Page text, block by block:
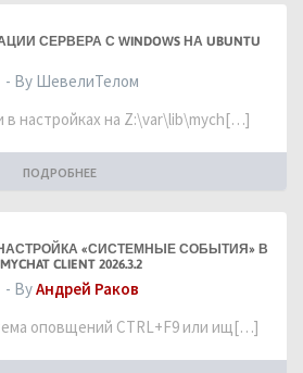
СЕРВЕРА С WINDOWS НА UBUNTU
- By ШевелиТелом
в настройках на Z:\var\lib\mych[…]
ПОДРОБНЕЕ
«СИСТЕМНЫЕ СОБЫТИЯ» В
MYCHAT CLIENT 2026.3.2
- ByАндрей Раков
оповщений CTRL+F9 или ищ[…]